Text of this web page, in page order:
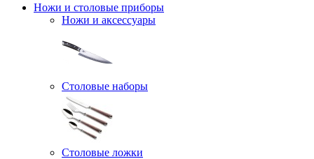
Ножи и столовые приборы
Ножи и аксессуары
Столовые наборы
Столовые ложки